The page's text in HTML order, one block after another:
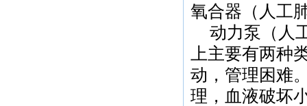
氧合器（人工
动力泵（人
上主要有两种
动，管理困难
理，血液破坏